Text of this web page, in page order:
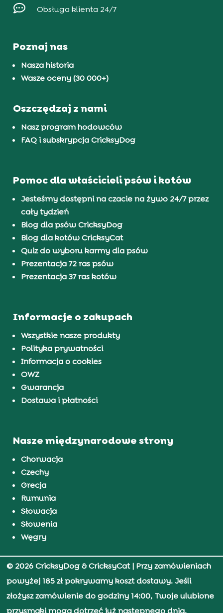
 Obsługa klienta 24/7
Poznaj nas
Nasza historia
Wasze oceny (30 000+)
Oszczędzaj z nami
Nasz program hodowców
FAQ i subskrypcja CricksyDog
Pomoc dla właścicieli psów i kotów
Jesteśmy dostępni na czacie na żywo 24/7 przez
cały tydzień
Blog dla psów CricksyDog
Blog dla kotów CricksyCat
Quiz do wyboru karmy dla psów
Prezentacja 72 ras psów
Prezentacja 37 ras kotów
Informacje o zakupach
Wszystkie nasze produkty
Polityka prywatności
Informacja o cookies
OWZ
Gwarancja
Dostawa i płatności
Nasze międzynarodowe strony
Chorwacja
Czechy
Grecja
Rumunia
Słowacja
Słowenia
Węgry
© 2026 CricksyDog & CricksyCat| Przy zamówieniach
powyżej 185 zł pokrywamy koszt dostawy. Jeśli
złożysz zamówienie do godziny 14:00, Twoje ulubione
przysmaki mogą dotrzeć już następnego dnia.